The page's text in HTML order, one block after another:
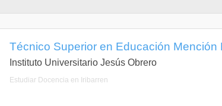
Técnico Superior en Educación Mención
Instituto Universitario Jesús Obrero
Estudiar Docencia en Iribarren